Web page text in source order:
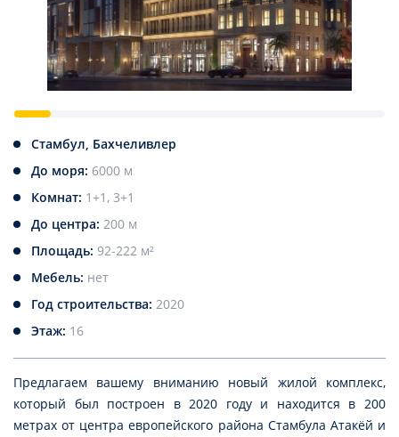
Стамбул, Бахчеливлер
До моря: 6000 м
Комнат: 1+1, 3+1
До центра: 200 м
Площадь: 92-222 м²
Мебель: нет
Год строительства: 2020
Этаж: 16
Предлагаем вашему вниманию новый жилой комплекс,
который был построен в 2020 году и находится в 200
метрах от центра европейского района Стамбула Атакёй и